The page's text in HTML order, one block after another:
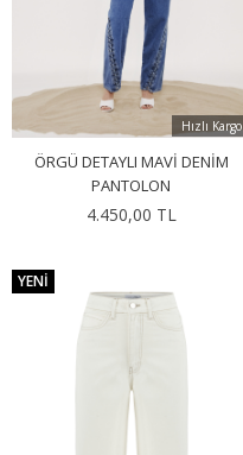
Hızlı Kargo
ÖRGÜ DETAYLI MAVI DENIM
PANTOLON
4.450,00 TL
YENI